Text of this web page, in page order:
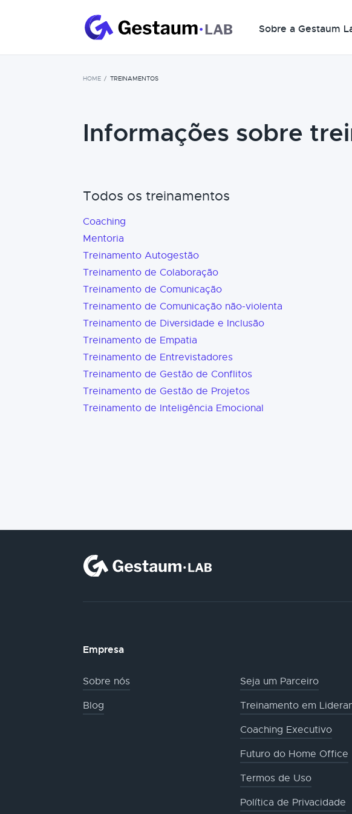
Sobre a Gestaum
HOME TREINAMENTOS
Informações sobre
Todos os treinamentos
Coaching
Mentoria
Treinamento Autogestão
Treinamento de Colaboração
Treinamento de Comunicação
Treinamento de Comunicação não-violenta
Treinamento de Diversidade e Inclusão
Treinamento de Empatia
Treinamento de Entrevistadores
Treinamento de Gestão de Conflitos
Treinamento de Gestão de Projetos
Treinamento de Inteligência Emocional
Empresa
Sobre nós
Seja um Parceiro
Blog
Treinamento em
Coaching Executivo
Futuro do Home Office
Termos de Uso
Política de Privacidade